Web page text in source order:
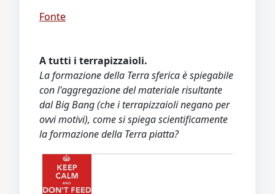
Fonte
A tutti i terrapizzaioli.
La formazione della Terra sferica è spiegabile
con l'aggregazione del materiale risultante
dal Big Bang (che i terrapizzaioli negano per
ovvi motivi), come si spiega scientificamente
la formazione della Terra piatta?